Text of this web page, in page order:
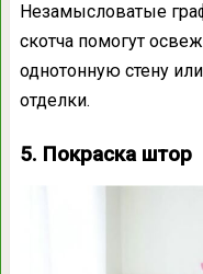
Незамысловатые
скотча помогут
однотонную стену
отделки.
5. Покраска штор